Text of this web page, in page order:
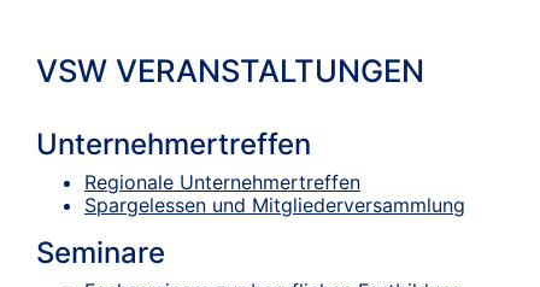
VSW VERANSTALTUNGEN
Unternehmertreffen
Regionale Unternehmertreffen
Spargelessen und Mitgliederversammlung
Seminare